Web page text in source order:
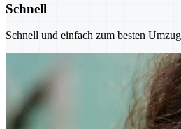
Schnell
Schnell und einfach zum besten